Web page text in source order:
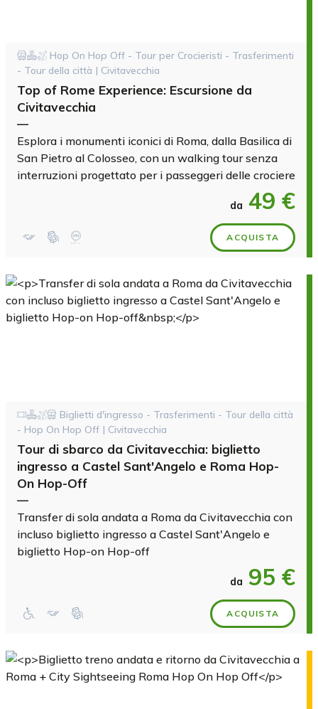
Hop On Hop Off - Tour per Crocieristi - Trasferimenti
- Tour della città | Civitavecchia
Top of Rome Experience: Escursione da
Civitavecchia
—
Esplora i monumenti iconici di Roma, dalla Basilica di
San Pietro al Colosseo, con un walking tour senza
interruzioni progettato per i passeggeri delle crociere
da 49 €
ACQUISTA
Biglietti d'ingresso - Trasferimenti - Tour della città
- Hop On Hop Off | Civitavecchia
Tour di sbarco da Civitavecchia: biglietto
ingresso a Castel Sant'Angelo e Roma Hop-
On Hop-Off
—
Transfer di sola andata a Roma da Civitavecchia con
incluso biglietto ingresso a Castel Sant'Angelo e
biglietto Hop-on Hop-off
da 95 €
ACQUISTA